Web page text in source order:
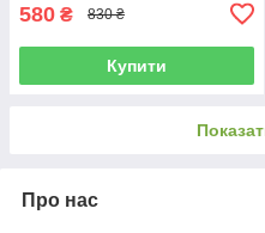
580 ₴ 830 ₴
Купити
Про нас